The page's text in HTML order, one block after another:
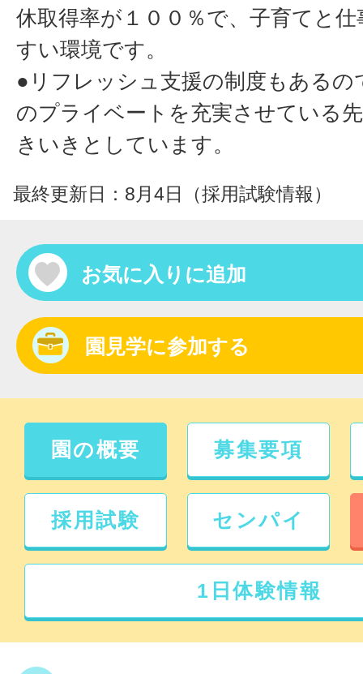
休取得率が１００％で、子育てと
すい環境です。
●リフレッシュ支援の制度もあるの
のプライベートを充実させている
きいきとしています。
最終更新日：8月4日（採用試験情報）
お気に入りに追加
園見学に参加する
園の概要 募集要項
採用試験 センパイ
1日体験情報